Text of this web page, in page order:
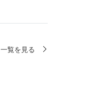
一覧を見る